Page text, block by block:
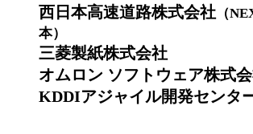
西日本高速道路株式会社 （
本）
三菱製紙株式会社
オムロン ソフトウェア株式
KDDIアジャイル開発センタ